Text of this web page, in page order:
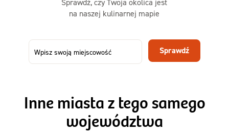
50,31 zł
73,99
-32%
Menu
Sprawdź, czy Twoja okolica jest
na naszej kulinarnej mapie
Sprawdź
Inne miasta z tego samego
województwa